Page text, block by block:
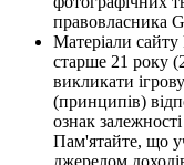
правовласника
Матеріали сайту
старше 21 року
викликати
(принципів)
ознак
Пам'ятайте, що
джерелом